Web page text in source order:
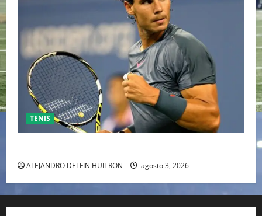
TENIS
ALEJANDRO DELFIN HUITRON agosto 3, 2026